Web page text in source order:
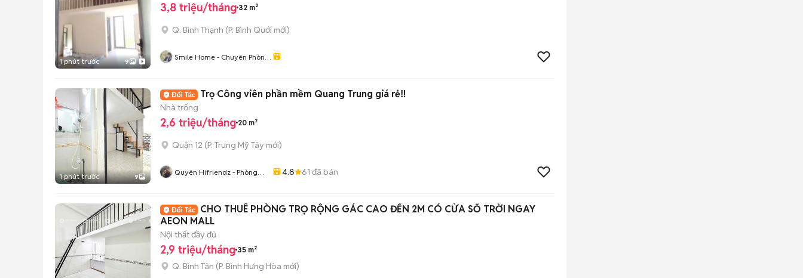
1 phút trước 9
3,8 triệu/tháng 32 m²
Q. Bình Thạnh (P. Bình Quới mới)
Smile Home - Chuyên Phòng
1 phút trước 9
Trọ Công viên phần mềm Quang Trung giá rẻ‼️
Nhà trống
2,6 triệu/tháng 20 m²
Quận 12 (P. Trung Mỹ Tây mới)
Quyên Hifriendz - Phòng
4.8 61 đã bán
CHO THUÊ PHÒNG TRỌ RỘNG GÁC CAO ĐẾN 2M CÓ CỬA SỔ TRỜI NGAY
AEON MALL
Nội thất đầy đủ
2,9 triệu/tháng 35 m²
Q. Bình Tân (P. Bình Hưng Hòa mới)